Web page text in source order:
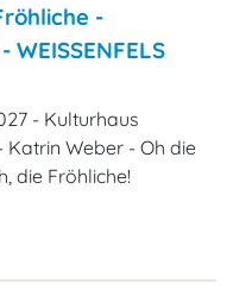
-
- Kulturhaus
Katrin Weber - Oh die
die Fröhliche!